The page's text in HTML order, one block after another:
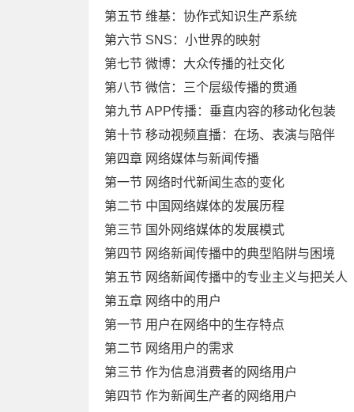
第五节 维基：协作式知识生产系统
第六节 SNS：小世界的映射
第七节 微博：大众传播的社交化
第八节 微信：三个层级传播的贯通
第九节 APP传播：垂直内容的移动化包装
第十节 移动视频直播：在场、表演与陪伴
第四章 网络媒体与新闻传播
第一节 网络时代新闻生态的变化
第二节 中国网络媒体的发展历程
第三节 国外网络媒体的发展模式
第四节 网络新闻传播中的典型陷阱与困境
第五节 网络新闻传播中的专业主义与把关人
第五章 网络中的用户
第一节 用户在网络中的生存特点
第二节 网络用户的需求
第三节 作为信息消费者的网络用户
第四节 作为新闻生产者的网络用户